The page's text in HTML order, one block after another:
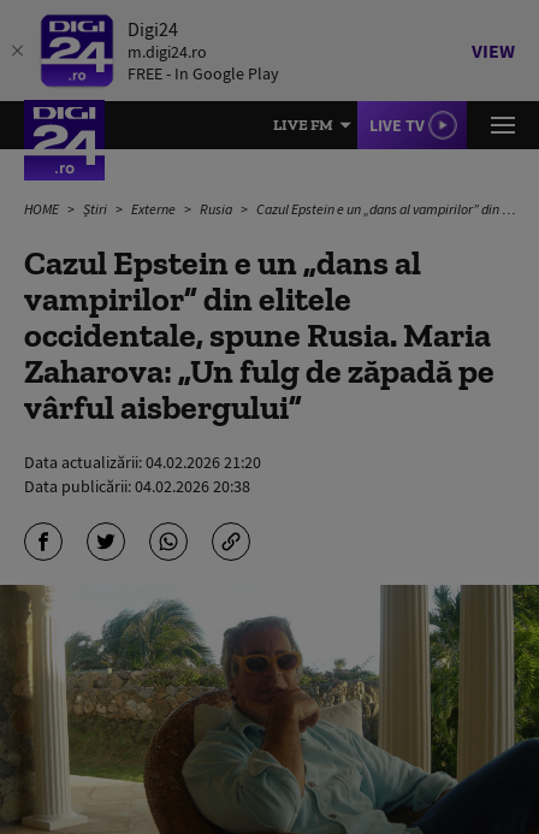
Digi24
m.digi24.ro
FREE - In Google Play
VIEW
LIVE FM LIVE TV
HOME Știri Externe Rusia Cazul Epstein e un „dans al vampirilor” din elitele occidentale, spune Rusia. Maria Zaharova: „Un fulg de zăpadă pe vârful aisbergului”
Cazul Epstein e un „dans al
vampirilor” din elitele
occidentale, spune Rusia. Maria
Zaharova: „Un fulg de zăpadă pe
vârful aisbergului”
Data actualizării:04.02.2026 21:20
Data publicării:04.02.2026 20:38